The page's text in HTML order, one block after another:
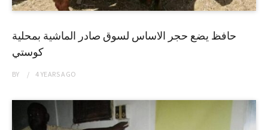
حافظ يضع حجر الاساس لسوق صادر الماشية بمحلية
كوستي
BY 4 YEARSAGO